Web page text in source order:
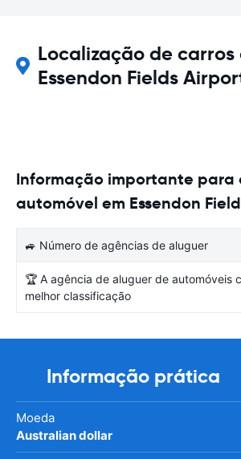
Localização de
Essendon Fields
Informação importante para
automóvel em Essendon
🚙 Número de agências de aluguer
🏆 A agência de aluguer de automóveis
melhor classificação
Informação prática
Moeda
Australian dollar